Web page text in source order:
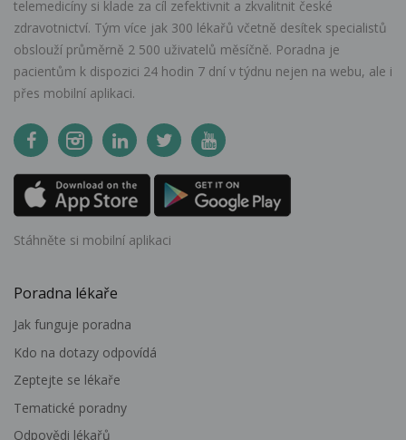
telemedicíny si klade za cíl zefektivnit a zkvalitnit české
zdravotnictví. Tým více jak 300 lékařů včetně desítek specialistů
obslouží průměrně 2 500 uživatelů měsíčně. Poradna je
pacientům k dispozici 24 hodin 7 dní v týdnu nejen na webu, ale i
přes mobilní aplikaci.
Stáhněte si mobilní aplikaci
Poradna lékaře
Jak funguje poradna
Kdo na dotazy odpovídá
Zeptejte se lékaře
Tematické poradny
Odpovědi lékařů